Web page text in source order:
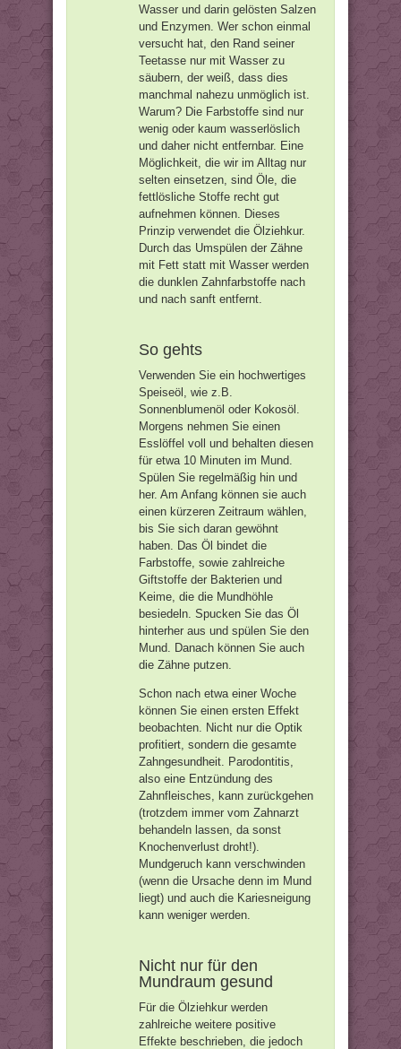
Wasser und darin gelösten Salzen
und Enzymen. Wer schon einmal
versucht hat, den Rand seiner
Teetasse nur mit Wasser zu
säubern, der weiß, dass dies
manchmal nahezu unmöglich ist.
Warum? Die Farbstoffe sind nur
wenig oder kaum wasserlöslich
und daher nicht entfernbar. Eine
Möglichkeit, die wir im Alltag nur
selten einsetzen, sind Öle, die
fettlösliche Stoffe recht gut
aufnehmen können. Dieses
Prinzip verwendet die Ölziehkur.
Durch das Umspülen der Zähne
mit Fett statt mit Wasser werden
die dunklen Zahnfarbstoffe nach
und nach sanft entfernt.
So gehts
Verwenden Sie ein hochwertiges
Speiseöl, wie z.B.
Sonnenblumenöl oder Kokosöl.
Morgens nehmen Sie einen
Esslöffel voll und behalten diesen
für etwa 10 Minuten im Mund.
Spülen Sie regelmäßig hin und
her. Am Anfang können sie auch
einen kürzeren Zeitraum wählen,
bis Sie sich daran gewöhnt
haben. Das Öl bindet die
Farbstoffe, sowie zahlreiche
Giftstoffe der Bakterien und
Keime, die die Mundhöhle
besiedeln. Spucken Sie das Öl
hinterher aus und spülen Sie den
Mund. Danach können Sie auch
die Zähne putzen.
Schon nach etwa einer Woche
können Sie einen ersten Effekt
beobachten. Nicht nur die Optik
profitiert, sondern die gesamte
Zahngesundheit. Parodontitis,
also eine Entzündung des
Zahnfleisches, kann zurückgehen
(trotzdem immer vom Zahnarzt
behandeln lassen, da sonst
Knochenverlust droht!).
Mundgeruch kann verschwinden
(wenn die Ursache denn im Mund
liegt) und auch die Kariesneigung
kann weniger werden.
Nicht nur für den
Mundraum gesund
Für die Ölziehkur werden
zahlreiche weitere positive
Effekte beschrieben, die jedoch